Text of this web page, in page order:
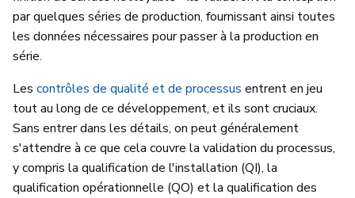
par quelques séries de production, fournissant ainsi toutes
les données nécessaires pour passer à la production en
série.
Les contrôles de qualité et de processus entrent en jeu
tout au long de ce développement, et ils sont cruciaux.
Sans entrer dans les détails, on peut généralement
s'attendre à ce que cela couvre la validation du processus,
y compris la qualification de l'installation (QI), la
qualification opérationnelle (QO) et la qualification des